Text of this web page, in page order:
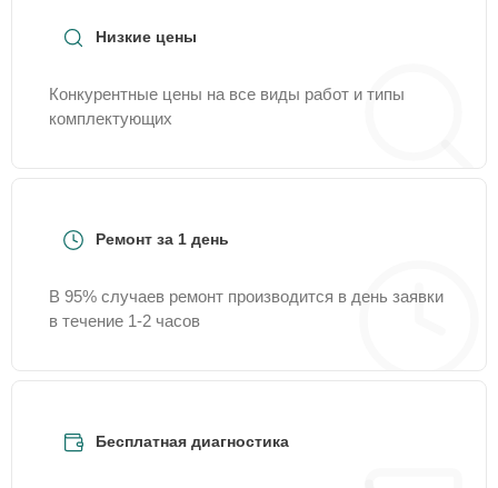
Низкие цены
Конкурентные цены на все виды работ и типы
комплектующих
Ремонт за 1 день
В 95% случаев ремонт производится в день заявки
в течение 1-2 часов
Бесплатная диагностика